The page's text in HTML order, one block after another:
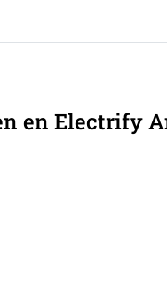
en Electrify